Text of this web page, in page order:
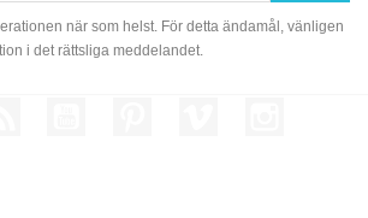
när som helst. För detta ändamål, vänligen
i det rättsliga meddelandet.